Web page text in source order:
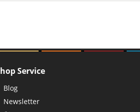
Service
Blog
Newsletter